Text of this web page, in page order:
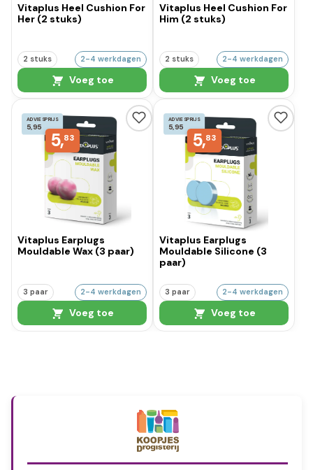
Vitaplus Heel Cushion For
Her (2 stuks)
2 stuks 2-4 werkdagen
Voeg toe
Vitaplus Heel Cushion For
Him (2 stuks)
2 stuks 2-4 werkdagen
Voeg toe
ADVIESPRIJS
5,95
5,83
Vitaplus Earplugs
Mouldable Wax (3 paar)
3 paar 2-4 werkdagen
Voeg toe
ADVIESPRIJS
5,95
5,83
Vitaplus Earplugs
Mouldable Silicone (3
paar)
3 paar 2-4 werkdagen
Voeg toe